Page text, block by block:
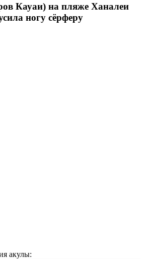
Кауаи) на пляже Ханалеи
ногу сёрферу
акулы: